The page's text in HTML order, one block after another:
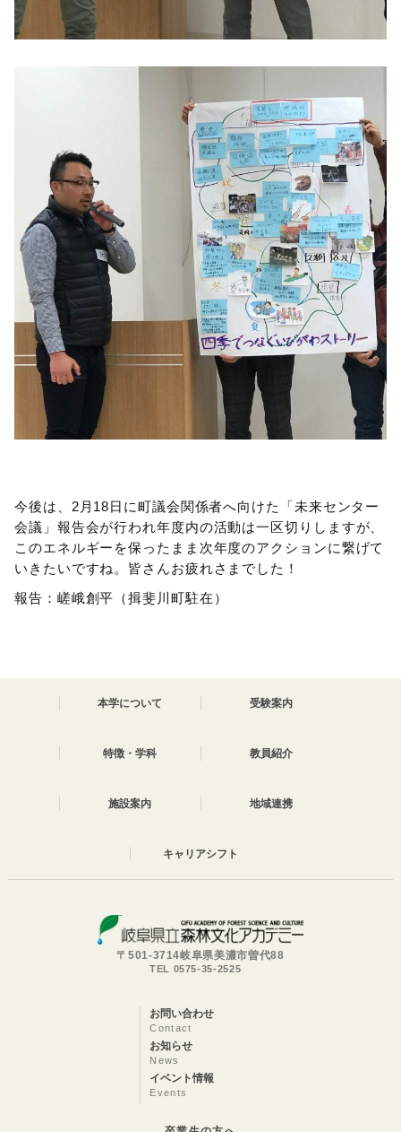
今後は、2月18日に町議会関係者へ向けた「未来センター
会議」報告会が行われ年度内の活動は一区切りしますが、
このエネルギーを保ったまま次年度のアクションに繋げて
いきたいですね。皆さんお疲れさまでした！
報告：嵯峨創平（揖斐川町駐在）
本学について 受験案内
特徴・学科 教員紹介
施設案内 地域連携
キャリアシフト
〒501-3714岐阜県美濃市曽代88
TEL 0575-35-2525
お問い合わせ
Contact
お知らせ
News
イベント情報
Events